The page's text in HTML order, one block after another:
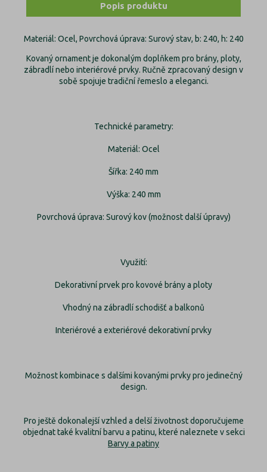
Popis produktu
Materiál: Ocel, Povrchová úprava: Surový stav, b: 240, h: 240
Kovaný ornament je dokonalým doplňkem pro brány, ploty,
zábradlí nebo interiérové prvky. Ručně zpracovaný design v
sobě spojuje tradiční řemeslo a eleganci.
Technické parametry:
Materiál: Ocel
Šířka: 240 mm
Výška: 240 mm
Povrchová úprava: Surový kov (možnost další úpravy)
Využití:
Dekorativní prvek pro kovové brány a ploty
Vhodný na zábradlí schodišť a balkonů
Interiérové a exteriérové dekorativní prvky
Možnost kombinace s dalšími kovanými prvky pro jedinečný
design.
Pro ještě dokonalejší vzhled a delší životnost doporučujeme
objednat také kvalitní barvu a patinu, které naleznete v sekci
Barvy a patiny